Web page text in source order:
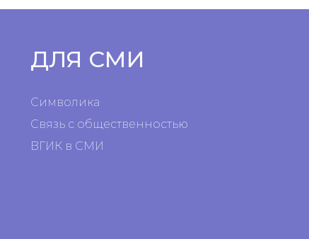
ДЛЯ СМИ
Символика
Связь с общественностью
ВГИК в СМИ